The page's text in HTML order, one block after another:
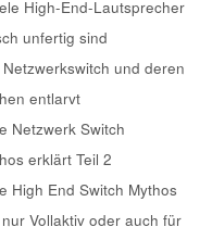
High-End-Lautsprecher
unfertig sind
und deren
entlarvt
Netzwerk Switch
erklärt Teil 2
High End Switch Mythos
Vollaktiv oder auch für